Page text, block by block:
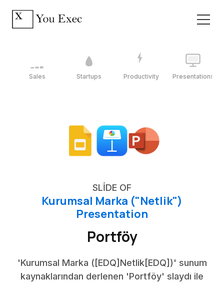
Sales Startups Productivity Presentations
SLIDE OF
Kurumsal Marka ("Netlik")
Presentation
Portföy
'Kurumsal Marka ([EDQ]Netlik[EDQ])' sunum
kaynaklarından derlenen 'Portföy' slaydı ile